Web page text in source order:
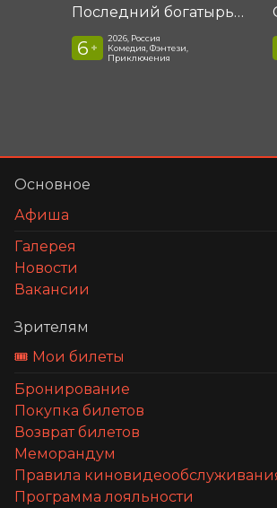
Последний богатырь. Колобок
6 +
2026, Россия
Комедия, Фэнтези,
Приключения
Основное
Афиша
Галерея
Новости
Вакансии
Зрителям
🎟️ Мои билеты
Бронирование
Покупка билетов
Возврат билетов
Меморандум
Правила
Программа лояльности